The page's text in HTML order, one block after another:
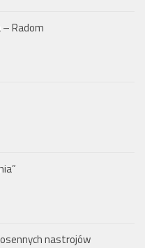
Radom
nastrojów